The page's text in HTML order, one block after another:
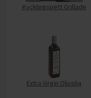
Kycklingspett Grillade
Extra Virgin Olivolja